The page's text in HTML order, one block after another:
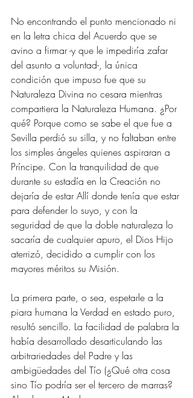
No encontrando el punto mencionado ni
en la letra chica del Acuerdo que se
avino a firmar -y que le impediría zafar
del asunto a voluntad-, la única
condición que impuso fue que su
Naturaleza Divina no cesara mientras
compartiera la Naturaleza Humana. ¿Por
qué? Porque como se sabe el que fue a
Sevilla perdió su silla, y no faltaban entre
los simples ángeles quienes aspiraran a
Príncipe. Con la tranquilidad de que
durante su estadía en la Creación no
dejaría de estar Allí donde tenía que estar
para defender lo suyo, y con la
seguridad de que la doble naturaleza lo
sacaría de cualquier apuro, el Dios Hijo
aterrizó, decidido a cumplir con los
mayores méritos su Misión.
La primera parte, o sea, espetarle a la
piara humana la Verdad en estado puro,
resultó sencillo. La facilidad de palabra la
había desarrollado desarticulando las
arbitrariedades del Padre y las
ambigüedades del Tío (¿Qué otra cosa
sino Tío podría ser el tercero de marras?